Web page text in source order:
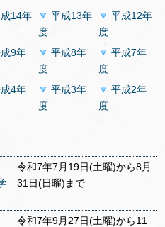
14年
平成13年
度
平成12年
度
9年
平成8年
度
平成7年
度
4年
平成3年
度
平成2年
度
令和7年7月19日(土曜)から8月
31日(日曜)まで
令和7年9月27日(土曜)から11